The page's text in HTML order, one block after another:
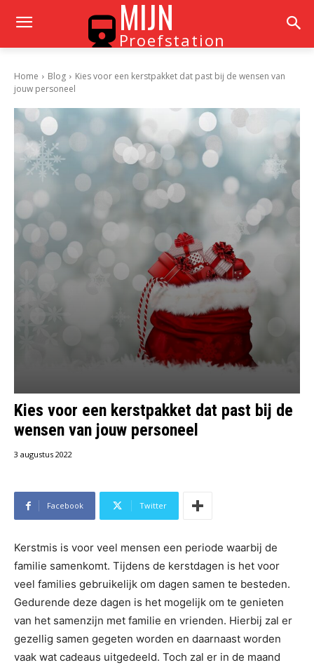
MIJN
Proefstation
Home Blog
Kies voor een kerstpakket dat past bij de wensen van
jouw personeel
Kies voor een kerstpakket dat past bij de
wensen van jouw personeel
3 augustus 2022
Facebook Twitter
Kerstmis is voor veel mensen een periode waarbij de
familie samenkomt. Tijdens de kerstdagen is het voor
veel families gebruikelijk om dagen samen te besteden.
Gedurende deze dagen is het mogelijk om te genieten
van het samenzijn met familie en vrienden. Hierbij zal er
gezellig samen gegeten worden en daarnaast worden
vaak wat cadeaus uitgedeeld. Toch zal er in de maand